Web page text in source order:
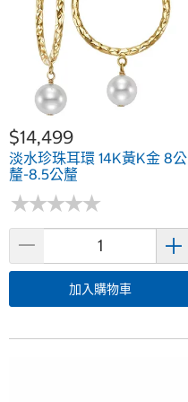
$14,499
淡水珍珠耳環 14K黃K金 8公
釐-8.5公釐
★★★★★
★★★★★
加入購物車